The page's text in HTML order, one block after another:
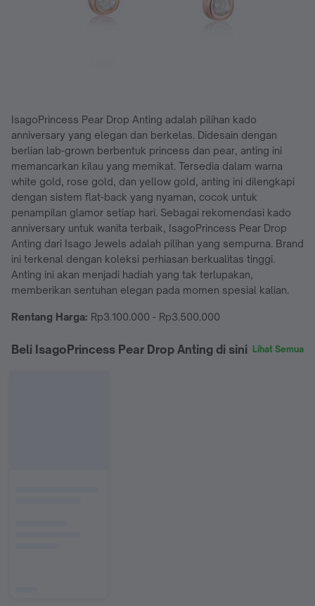
IsagoPrincess Pear Drop Anting adalah pilihan kado
anniversary yang elegan dan berkelas. Didesain dengan
berlian lab-grown berbentuk princess dan pear, anting ini
memancarkan kilau yang memikat. Tersedia dalam warna
white gold, rose gold, dan yellow gold, anting ini dilengkapi
dengan sistem flat-back yang nyaman, cocok untuk
penampilan glamor setiap hari. Sebagai rekomendasi kado
anniversary untuk wanita terbaik, IsagoPrincess Pear Drop
Anting dari Isago Jewels adalah pilihan yang sempurna. Brand
ini terkenal dengan koleksi perhiasan berkualitas tinggi.
Anting ini akan menjadi hadiah yang tak terlupakan,
memberikan sentuhan elegan pada momen spesial kalian.
Rentang Harga: Rp3.100.000 - Rp3.500.000
Beli IsagoPrincess Pear Drop Anting di sini Lihat Semua